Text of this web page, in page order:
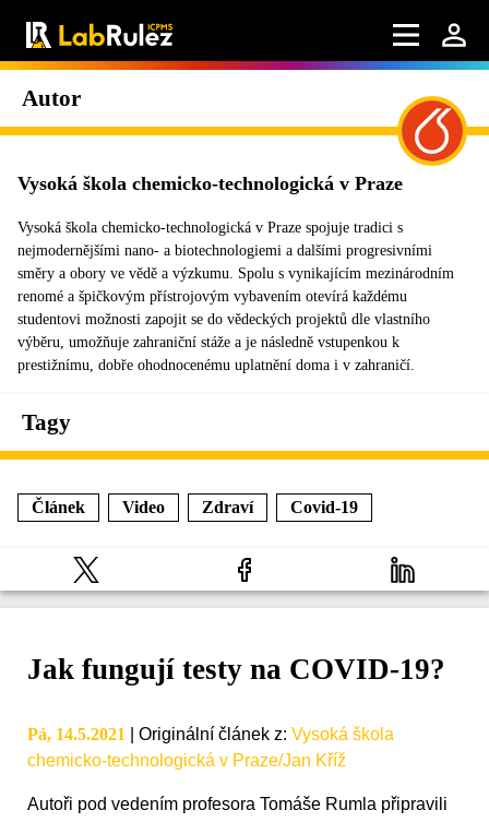
Autor
Vysoká škola chemicko-technologická v Praze
Vysoká škola chemicko-technologická v Praze spojuje tradici s
nejmodernějšími nano- a biotechnologiemi a dalšími progresivními
směry a obory ve vědě a výzkumu. Spolu s vynikajícím mezinárodním
renomé a špičkovým přístrojovým vybavením otevírá každému
studentovi možnosti zapojit se do vědeckých projektů dle vlastního
výběru, umožňuje zahraniční stáže a je následně vstupenkou k
prestižnímu, dobře ohodnocenému uplatnění doma i v zahraničí.
Tagy
Článek Video Zdraví Covid-19
Jak fungují testy na COVID-19?
Pá, 14.5.2021 Originální článek z: Vysoká škola
chemicko-technologická v Praze/Jan Kříž
Autoři pod vedením profesora Tomáše Rumla připravili